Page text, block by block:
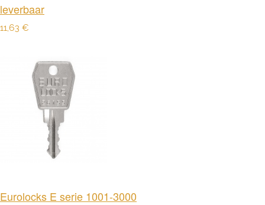
leverbaar
11,63 €
Eurolocks E serie 1001-3000